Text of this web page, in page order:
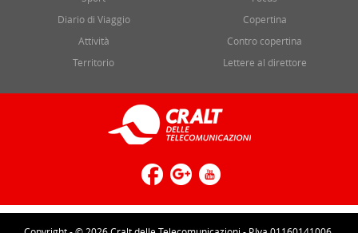
Diario di Viaggio
Attività
Territorio
Copertina
Contro copertina
Lettere al direttore